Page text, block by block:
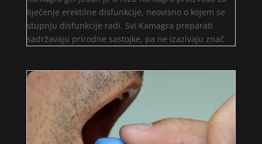
liječenje erektilne disfunkcije, neovisno o kojem se
stupnju disfunkcije radi. Svi Kamagra preparati
sadržavaju prirodne sastojke, pa ne izazivaju znač